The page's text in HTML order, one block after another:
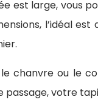
est large, vous
l’idéal est
chanvre ou le
votre